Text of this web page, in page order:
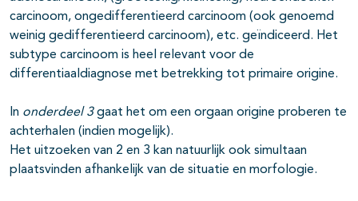
carcinoom, ongedifferentieerd carcinoom (ook genoemd
weinig gedifferentieerd carcinoom), etc. geïndiceerd. Het
subtype carcinoom is heel relevant voor de
differentiaaldiagnose met betrekking tot primaire origine.
In onderdeel 3gaat het om een orgaan origine proberen te
achterhalen (indien mogelijk).
Het uitzoeken van 2 en 3 kan natuurlijk ook simultaan
plaatsvinden afhankelijk van de situatie en morfologie.